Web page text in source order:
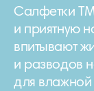
Салфетки
и приятную
впитывают
и разводов
для влажной